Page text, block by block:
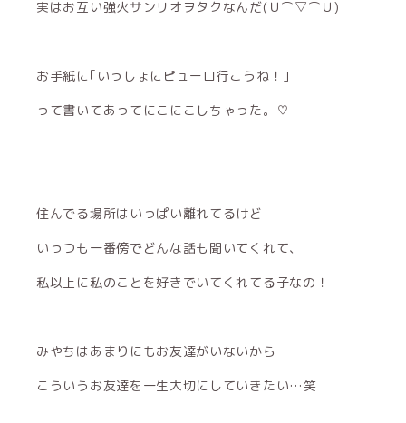
実はお互い強火サンリオヲタクなんだ(Ｕ⌒▽⌒Ｕ)
お手紙に｢いっしょにピューロ行こうね！｣
って書いてあってにこにこしちゃった。♡
住んでる場所はいっぱい離れてるけど
いっつも一番傍でどんな話も聞いてくれて、
私以上に私のことを好きでいてくれてる子なの！
みやちはあまりにもお友達がいないから
こういうお友達を一生大切にしていきたい…笑